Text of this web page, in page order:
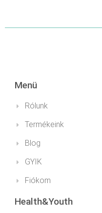
Menü
Rólunk
Termékeink
Blog
GYIK
Fiókom
Health&Youth